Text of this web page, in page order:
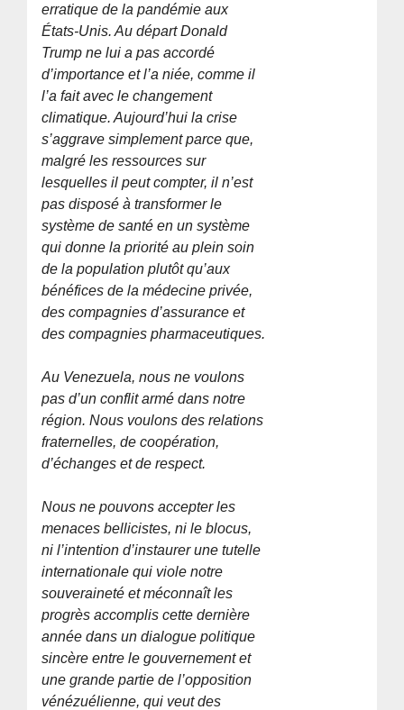
erratique de la pandémie aux
États-Unis. Au départ Donald
Trump ne lui a pas accordé
d’importance et l’a niée, comme il
l’a fait avec le changement
climatique. Aujourd’hui la crise
s’aggrave simplement parce que,
malgré les ressources sur
lesquelles il peut compter, il n’est
pas disposé à transformer le
système de santé en un système
qui donne la priorité au plein soin
de la population plutôt qu’aux
bénéfices de la médecine privée,
des compagnies d’assurance et
des compagnies pharmaceutiques.
Au Venezuela, nous ne voulons
pas d’un conflit armé dans notre
région. Nous voulons des relations
fraternelles, de coopération,
d’échanges et de respect.
Nous ne pouvons accepter les
menaces bellicistes, ni le blocus,
ni l’intention d’instaurer une tutelle
internationale qui viole notre
souveraineté et méconnaît les
progrès accomplis cette dernière
année dans un dialogue politique
sincère entre le gouvernement et
une grande partie de l’opposition
vénézuélienne, qui veut des